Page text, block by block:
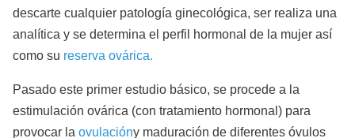
descarte cualquier patología ginecológica, ser realiza una
analítica y se determina el perfil hormonal de la mujer así
como su reserva ovárica.
Pasado este primer estudio básico, se procede a la
estimulación ovárica (con tratamiento hormonal) para
provocar la ovulacióny maduración de diferentes óvulos